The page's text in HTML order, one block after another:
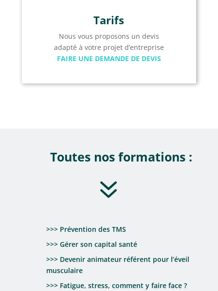
Tarifs
Nous vous proposons un devis
adapté à votre projet d’entreprise
FAIRE UNE DEMANDE DE DEVIS
Toutes nos formations :
7
>>> Prévention des TMS
>>> Gérer son capital santé
>>> Devenir animateur référent pour l’éveil
musculaire
>>> Fatigue, stress, comment y faire face ?